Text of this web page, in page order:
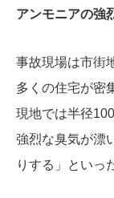
アンモニアの強
事故現場は市街
多くの住宅が密
現地では半径
強烈な臭気が漂
りする」といっ